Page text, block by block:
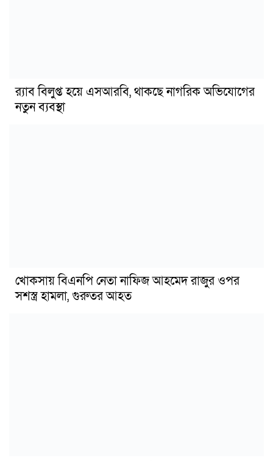
র‍্যাব বিলুপ্ত হয়ে এসআরবি, থাকছে নাগরিক অভিযোগের
নতুন ব্যবস্থা
খোকসায় বিএনপি নেতা নাফিজ আহমেদ রাজুর ওপর
সশস্ত্র হামলা, গুরুতর আহত